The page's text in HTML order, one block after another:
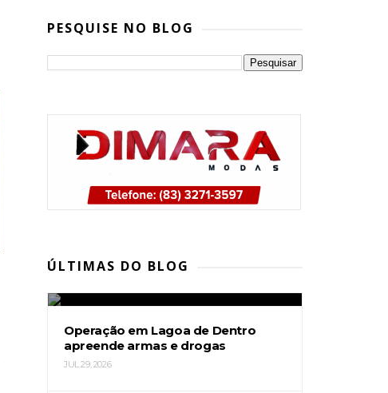
PESQUISE NO BLOG
ÚLTIMAS DO BLOG
candidatura de Lucas Ribeiro
Operação em Lagoa de Dentro
apreende armas e drogas
JUL 29, 2026